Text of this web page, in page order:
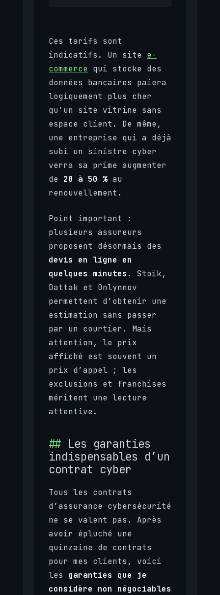
Ces tarifs sont
indicatifs. Un site e-
commerce qui stocke des
données bancaires paiera
logiquement plus cher
qu’un site vitrine sans
espace client. De même,
une entreprise qui a déjà
subi un sinistre cyber
verra sa prime augmenter
de 20 à 50 % au
renouvellement.
Point important :
plusieurs assureurs
proposent désormais des
devis en ligne en
quelques minutes . Stoïk,
Dattak et Onlynnov
permettent d’obtenir une
estimation sans passer
par un courtier. Mais
attention, le prix
affiché est souvent un
prix d’appel ; les
exclusions et franchises
méritent une lecture
attentive.
Les garanties
indispensables d’un
contrat cyber
Tous les contrats
d’assurance cybersécurité
ne se valent pas. Après
avoir épluché une
quinzaine de contrats
pour mes clients, voici
les garanties que je
considère non négociables